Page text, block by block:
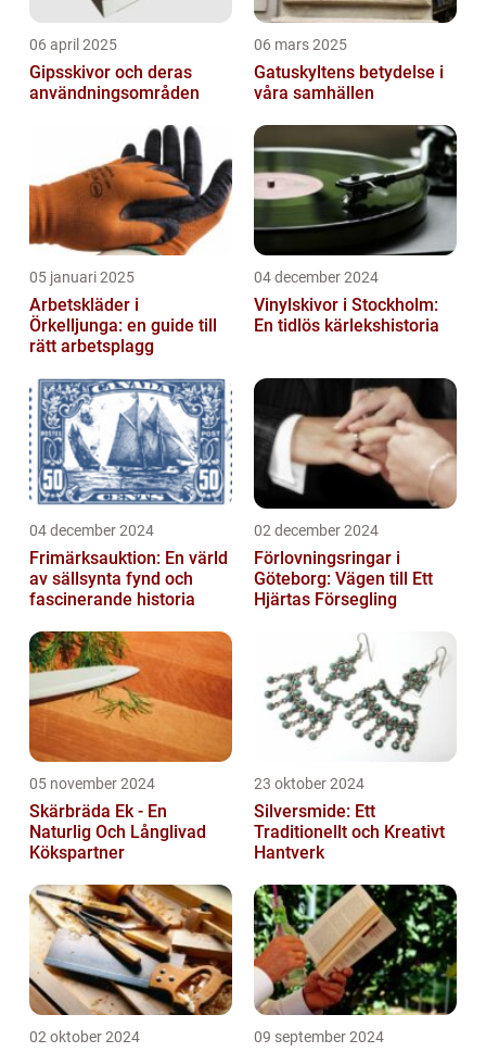
06 april 2025
Gipsskivor och deras
användningsområden
06 mars 2025
Gatuskyltens betydelse i
våra samhällen
05 januari 2025
Arbetskläder i
Örkelljunga: en guide till
rätt arbetsplagg
04 december 2024
Vinylskivor i Stockholm:
En tidlös kärlekshistoria
04 december 2024
Frimärksauktion: En värld
av sällsynta fynd och
fascinerande historia
02 december 2024
Förlovningsringar i
Göteborg: Vägen till Ett
Hjärtas Försegling
05 november 2024
Skärbräda Ek - En
Naturlig Och Långlivad
Kökspartner
23 oktober 2024
Silversmide: Ett
Traditionellt och Kreativt
Hantverk
02 oktober 2024 09 september 2024